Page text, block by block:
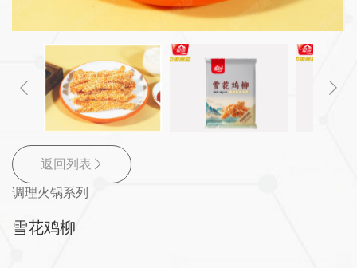
返回列表
调理火锅系列
雪花鸡柳